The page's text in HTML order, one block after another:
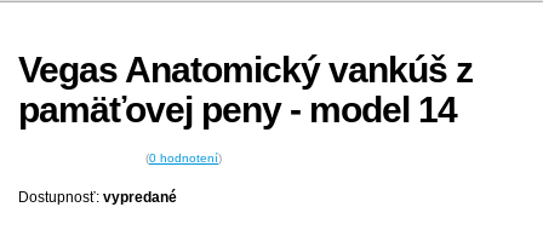
Vegas Anatomický vankúš z
pamäťovej peny - model 14
(0 hodnotení)
Dostupnosť: vypredané